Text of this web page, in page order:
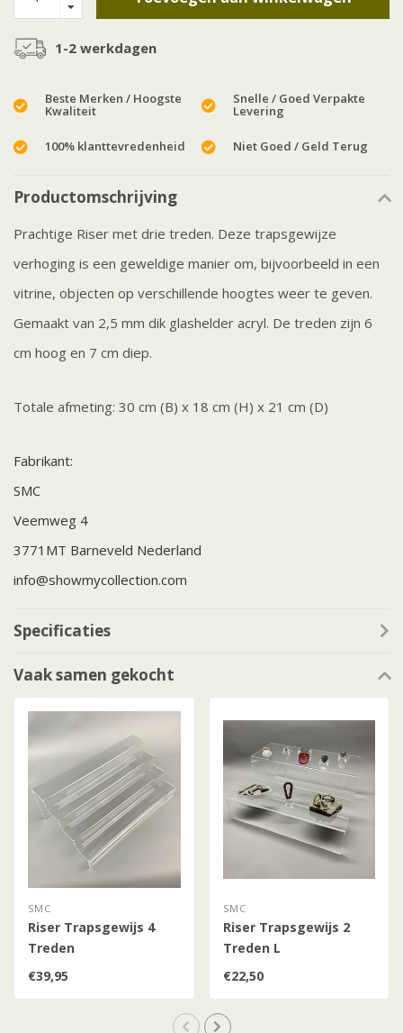
1-2 werkdagen
Beste Merken / Hoogste
Kwaliteit
Snelle / Goed Verpakte
Levering
100% klanttevredenheid Niet Goed / Geld Terug
Productomschrijving
Prachtige Riser met drie treden. Deze trapsgewijze
verhoging is een geweldige manier om, bijvoorbeeld in een
vitrine, objecten op verschillende hoogtes weer te geven.
Gemaakt van 2,5 mm dik glashelder acryl. De treden zijn 6
cm hoog en 7 cm diep.
Totale afmeting: 30 cm (B) x 18 cm (H) x 21 cm (D)
Fabrikant:
SMC
Veemweg 4
3771MT Barneveld Nederland
info@showmycollection.com
Specificaties
Vaak samen gekocht
SMC
Riser Trapsgewijs 4
Treden
€39,95
SMC
Riser Trapsgewijs 2
Treden L
€22,50